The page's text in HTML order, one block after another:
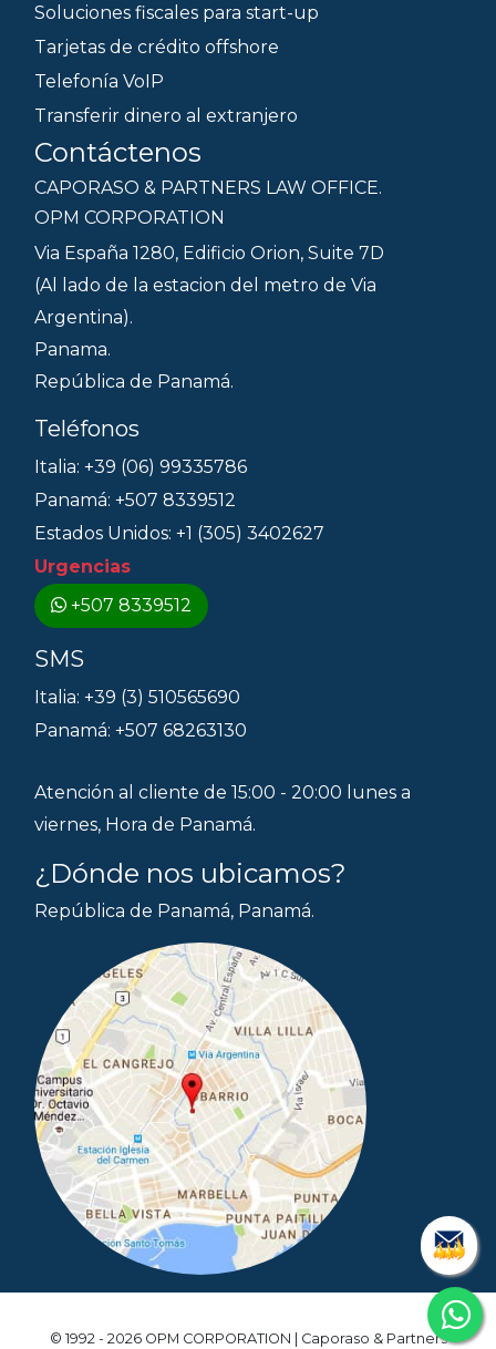
Soluciones fiscales para start-up
Tarjetas de crédito offshore
Telefonía VoIP
Transferir dinero al extranjero
Contáctenos
CAPORASO & PARTNERS LAW OFFICE.
OPM CORPORATION
Via España 1280, Edificio Orion, Suite 7D
(Al lado de la estacion del metro de Via
Argentina).
Panama.
República de Panamá.
Teléfonos
Italia: +39 (06) 99335786
Panamá: +507 8339512
Estados Unidos: +1 (305) 3402627
Urgencias
+507 8339512
SMS
Italia: +39 (3) 510565690
Panamá: +507 68263130
Atención al cliente de 15:00 - 20:00 lunes a
viernes, Hora de Panamá.
¿Dónde nos ubicamos?
República de Panamá, Panamá.
© 1992 - 2026 OPM CORPORATION | Caporaso & Partners